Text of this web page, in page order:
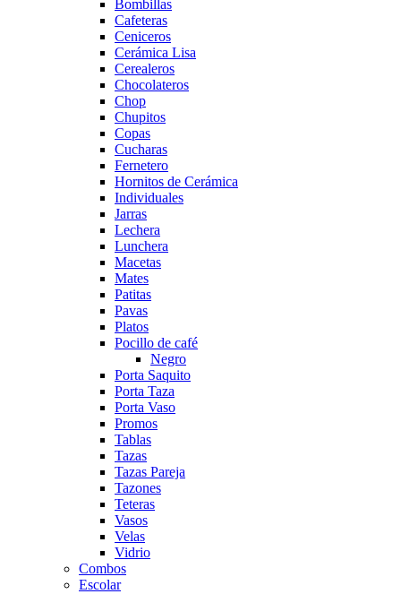
Bombillas
Cafeteras
Ceniceros
Cerámica Lisa
Cerealeros
Chocolateros
Chop
Chupitos
Copas
Cucharas
Fernetero
Hornitos de Cerámica
Individuales
Jarras
Lechera
Lunchera
Macetas
Mates
Patitas
Pavas
Platos
Pocillo de café
Negro
Porta Saquito
Porta Taza
Porta Vaso
Promos
Tablas
Tazas
Tazas Pareja
Tazones
Teteras
Vasos
Velas
Vidrio
Combos
Escolar